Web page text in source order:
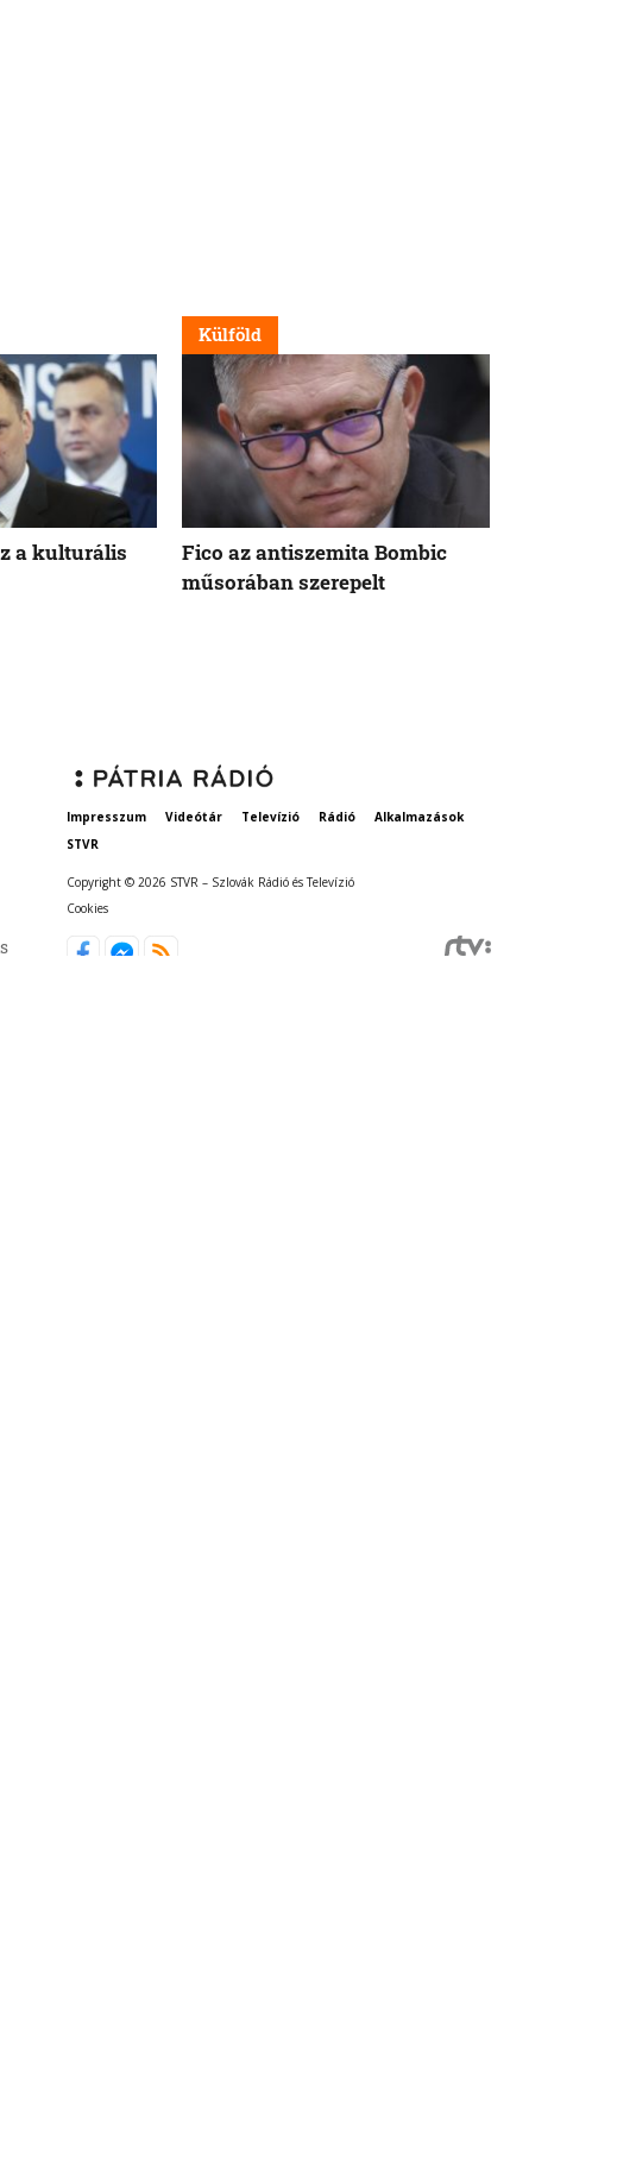
a kulturális
Külföld
Fico az antiszemita Bombic
műsorában szerepelt
Impresszum Videótár Televízió Rádió
Alkalmazások
STVR
Copyright © 2026 STVR – Szlovák Rádió és Televízió
Cookies